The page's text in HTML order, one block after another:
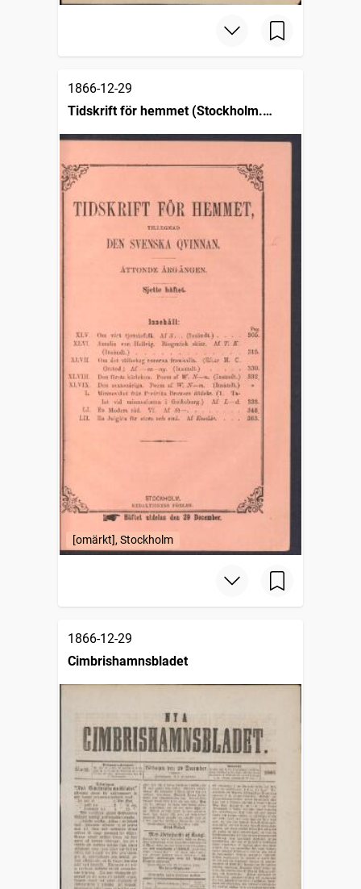
1866-12-29
Tidskrift för hemmet (Stockholm.
[omärkt], Stockholm
1866-12-29
Cimbrishamnsbladet